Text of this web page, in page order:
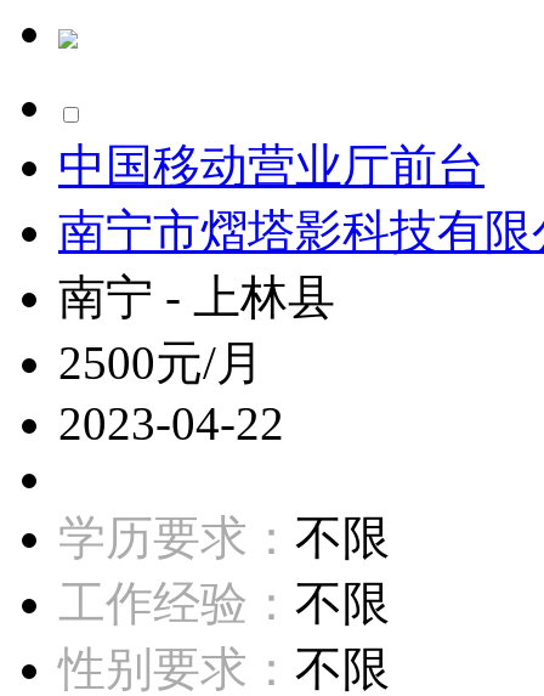
中国移动营业厅前台
南宁市熠塔影科技有限
南宁 - 上林县
2500元/月
2023-04-22
学历要求： 不限
工作经验： 不限
性别要求： 不限